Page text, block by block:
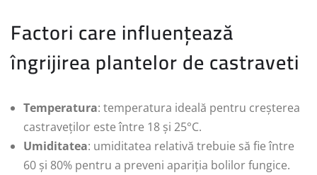
Factori care influențează
îngrijirea plantelor de castraveti
Temperatura: temperatura ideală pentru creșterea
castraveților este între 18 și 25°C.
Umiditatea: umiditatea relativă trebuie să fie între
60 și 80% pentru a preveni apariția bolilor fungice.